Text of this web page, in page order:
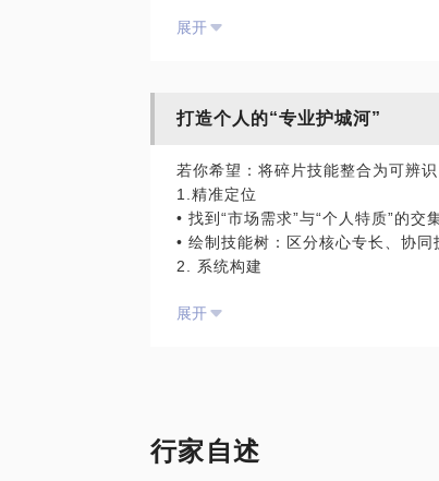
•形成“假设-验证-迭代”的思维肌肉记
可共同探讨：如何把你的经验，提
展开
打造个人的“专业护城河”​
若你希望：将碎片技能整合为可辨
1.精准定位
• 找到“市场需求”与“个人特质”的交
• 绘制技能树：区分核心专长、协
2. 系统构建
• 建立输出验证机制（作品集/案例库
展开
行家自述